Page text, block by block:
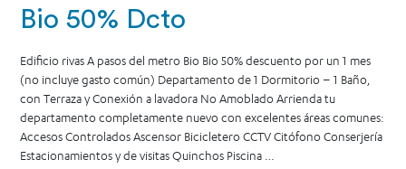
Bio 50% Dcto
Edificio rivas A pasos del metro Bio Bio 50% descuento por un 1 mes
(no incluye gasto común) Departamento de 1 Dormitorio – 1 Baño,
con Terraza y Conexión a lavadora No Amoblado Arrienda tu
departamento completamente nuevo con excelentes áreas comunes:
Accesos Controlados Ascensor Bicicletero CCTV Citófono Conserjería
Estacionamientos y de visitas Quinchos Piscina …